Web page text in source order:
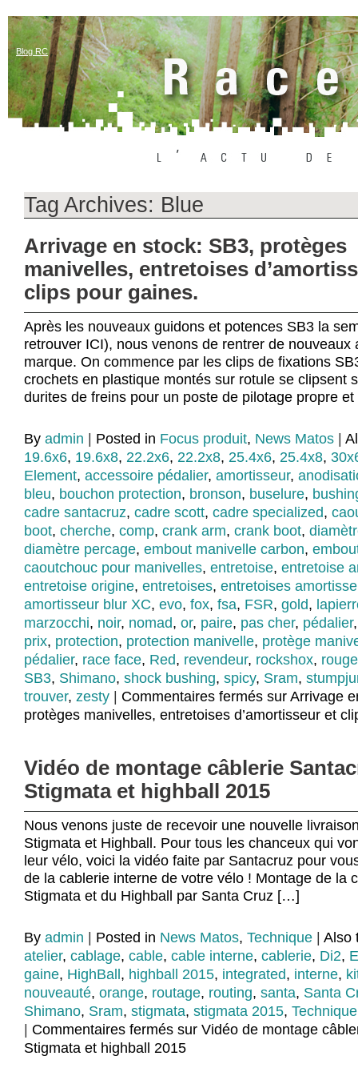
Blog RC
Tag Archives: Blue
Arrivage en stock: SB3, protèges
manivelles, entretoises
clips pour gaines.
Après les nouveaux guidons et potences SB3 la
retrouver ICI), nous venons de rentrer de nouveaux
marque. On commence par les clips de fixations
crochets en plastique montés sur rotule se clipsent
durites de freins pour un poste de pilotage propre
By admin Posted in Focus produit, News Matos
19.6x6, 19.6x8, 22.2x6, 22.2x8, 25.4x6, 25.4x8,
Element, accessoire pédalier, amortisseur,
bleu, bouchon protection, bronson, buselure,
cadre santacruz, cadre scott, cadre specialized,
boot, cherche, comp, crank arm, crank boot,
diamètre percage, embout manivelle carbon,
caoutchouc pour manivelles, entretoise, entretoise
entretoise origine, entretoises, entretoises
amortisseur blur XC, evo, fox, fsa, FSR, gold,
marzocchi, noir, nomad, or, paire, pas cher, pédalier
prix, protection, protection manivelle, protège
pédalier, race face, Red, revendeur, rockshox, rouge
SB3, Shimano, shock bushing, spicy, Sram,
trouver, zesty Commentaires fermés sur Arrivage
protèges manivelles, entretoises d’amortisseur et
Vidéo de montage câblerie
Stigmata et highball 2015
Nous venons juste de recevoir une nouvelle
Stigmata et Highball. Pour tous les chanceux qui
leur vélo, voici la vidéo faite par Santacruz pour
de la cablerie interne de votre vélo ! Montage de la
Stigmata et du Highball par Santa Cruz […]
By admin Posted in News Matos, Technique
Also
atelier, cablage, cable, cable interne, cablerie, Di2,
gaine, HighBall , highball 2015, integrated, interne,
nouveauté, orange, routage, routing, santa, Santa
Shimano, Sram, stigmata, stigmata 2015, Technique
Commentaires fermés sur Vidéo de montage
Stigmata et highball 2015